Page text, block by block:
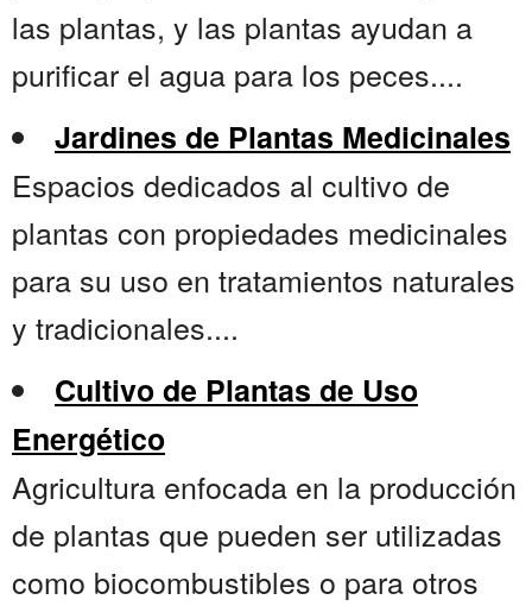
las plantas, y las plantas ayudan a
purificar el agua para los peces....
Jardines de Plantas Medicinales
Espacios dedicados al cultivo de
plantas con propiedades medicinales
para su uso en tratamientos naturales
y tradicionales....
Cultivo de Plantas de Uso
Energético
Agricultura enfocada en la producción
de plantas que pueden ser utilizadas
como biocombustibles o para otros